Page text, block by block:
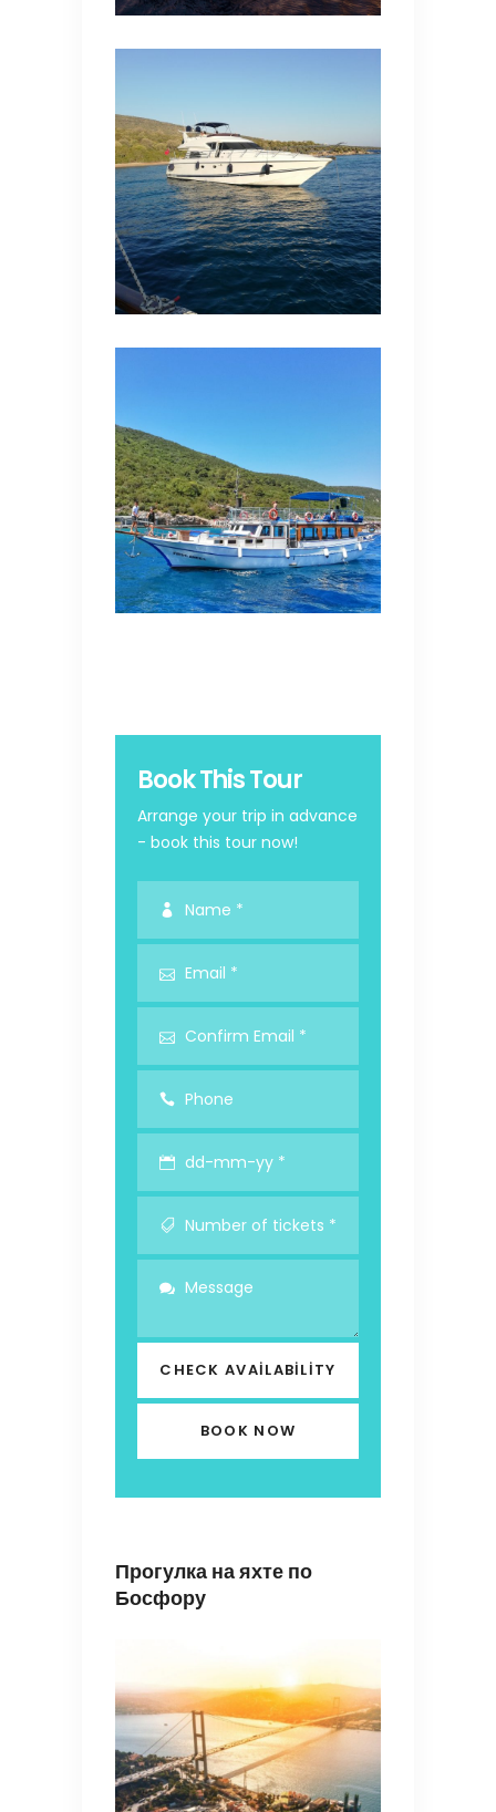
Book This Tour
Arrange your trip in advance
- book this tour now!
CHECK AVAILABILITY
Прогулка на яхте по
Босфору